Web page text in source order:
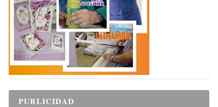
PUBLICIDAD